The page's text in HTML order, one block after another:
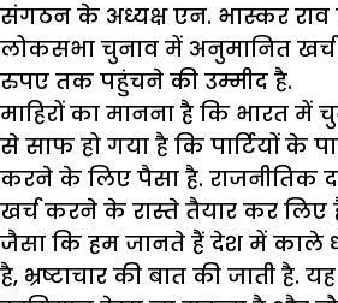
संगठन के अध्यक्ष एन. भास्कर
लोकसभा चुनाव में अनुमानित खर्च
रुपए तक पहुंचने की उम्मीद है.
माहिरों का मानना है कि भारत में
से साफ हो गया है कि पार्टियों के
करने के लिए पैसा है. राजनीतिक
खर्च करने के रास्ते तैयार कर लिए
जैसा कि हम जानते हैं देश में काले
है, भ्रष्टाचार की बात की जाती